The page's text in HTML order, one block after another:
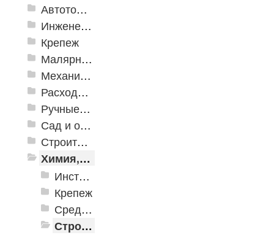
Автотовары
Инженерная сантехника и инструменты
Крепеж
Малярно-штукатурные инструменты
Механизированные инструменты
Расходные инструменты
Ручные инструменты
Сад и огород
Строительная Химия и принадлежности
Химия, крепеж, СИЗ
Инструменты для строительной химии
Крепеж
Средства индивидуальной защиты
Строительная химия